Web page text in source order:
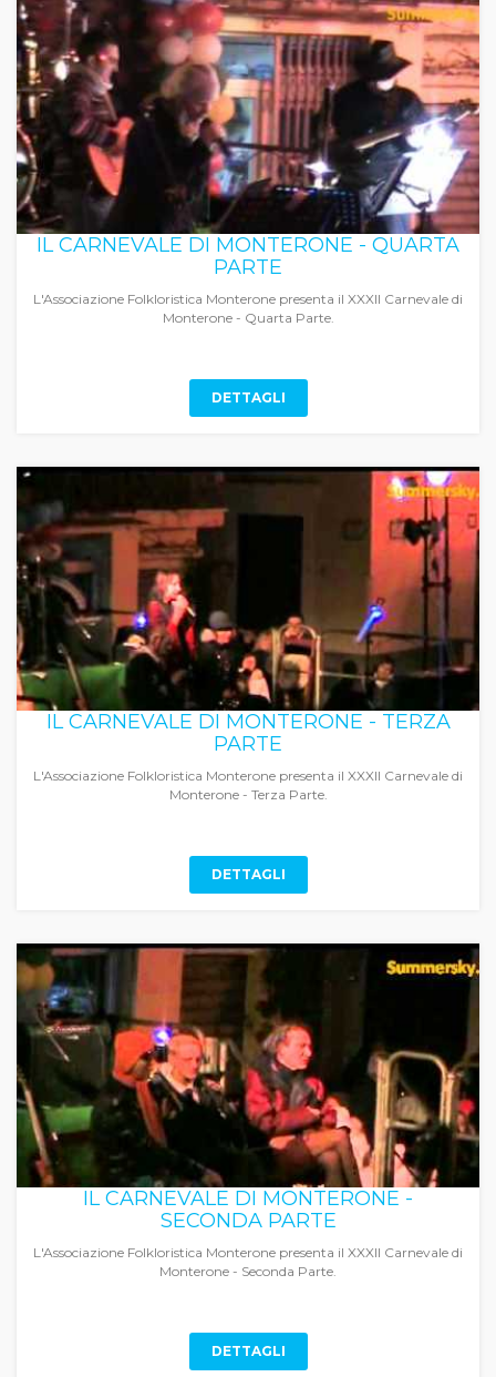
IL CARNEVALE DI MONTERONE - QUARTA
PARTE
L'Associazione Folkloristica Monterone presenta il XXXII Carnevale di
Monterone - Quarta Parte.
DETTAGLI
IL CARNEVALE DI MONTERONE - TERZA
PARTE
L'Associazione Folkloristica Monterone presenta il XXXII Carnevale di
Monterone - Terza Parte.
DETTAGLI
IL CARNEVALE DI MONTERONE -
SECONDA PARTE
L'Associazione Folkloristica Monterone presenta il XXXII Carnevale di
Monterone - Seconda Parte.
DETTAGLI